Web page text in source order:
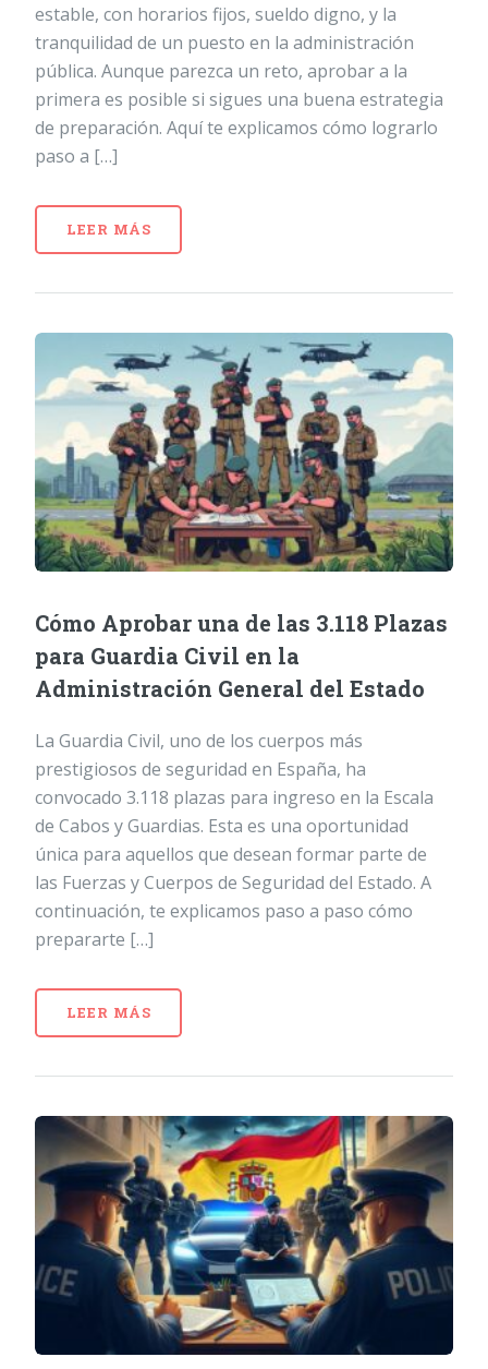
estable, con horarios fijos, sueldo digno, y la
tranquilidad de un puesto en la administración
pública. Aunque parezca un reto, aprobar a la
primera es posible si sigues una buena estrategia
de preparación. Aquí te explicamos cómo lograrlo
paso a […]
LEER MÁS
Cómo Aprobar una de las 3.118 Plazas
para Guardia Civil en la
Administración General del Estado
La Guardia Civil, uno de los cuerpos más
prestigiosos de seguridad en España, ha
convocado 3.118 plazas para ingreso en la Escala
de Cabos y Guardias. Esta es una oportunidad
única para aquellos que desean formar parte de
las Fuerzas y Cuerpos de Seguridad del Estado. A
continuación, te explicamos paso a paso cómo
prepararte […]
LEER MÁS